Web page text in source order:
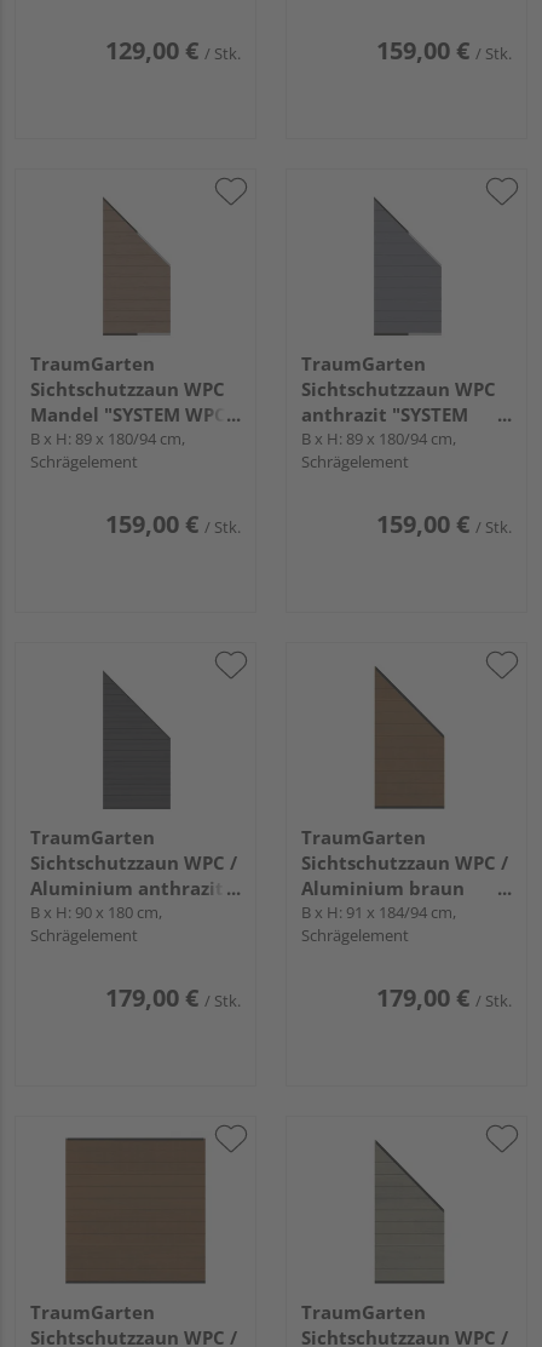
129,00 € / Stk. 159,00 € / Stk.
TraumGarten
Sichtschutzzaun WPC
Mandel "SYSTEM WPC
CLASSIC"
B x H: 89 x 180/94 cm,
Schrägelement
159,00 € / Stk.
TraumGarten
Sichtschutzzaun WPC
anthrazit "SYSTEM
WPC CLASSIC"
B x H: 89 x 180/94 cm,
Schrägelement
159,00 € / Stk.
TraumGarten
Sichtschutzzaun WPC /
Aluminium anthrazit
"SYSTEM WPC
PLATINUM"
B x H: 90 x 180 cm,
Schrägelement
179,00 € / Stk.
TraumGarten
Sichtschutzzaun WPC /
Aluminium braun
"SYSTEM WPC
PLATINUM"
B x H: 91 x 184/94 cm,
Schrägelement
179,00 € / Stk.
TraumGarten
Sichtschutzzaun WPC /
TraumGarten
Sichtschutzzaun WPC /